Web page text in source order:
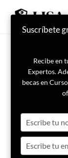
Suscríbete
Recibe en
Expertos.
becas en
your
name
your